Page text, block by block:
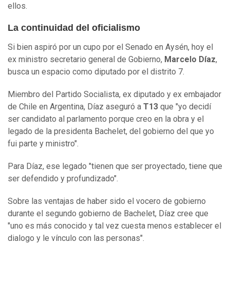
ellos.
La continuidad del oficialismo
Si bien aspiró por un cupo por el Senado en Aysén, hoy el
ex ministro secretario general de Gobierno, Marcelo Díaz,
busca un espacio como diputado por el distrito 7.
Miembro del Partido Socialista, ex diputado y ex embajador
de Chile en Argentina, Díaz aseguró a T13 que "yo decidí
ser candidato al parlamento porque creo en la obra y el
legado de la presidenta Bachelet, del gobierno del que yo
fui parte y ministro".
Para Díaz, ese legado "tienen que ser proyectado, tiene que
ser defendido y profundizado".
Sobre las ventajas de haber sido el vocero de gobierno
durante el segundo gobierno de Bachelet, Díaz cree que
"uno es más conocido y tal vez cuesta menos establecer el
dialogo y le vínculo con las personas".